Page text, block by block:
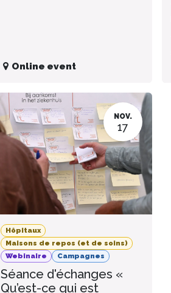
Online event
NOV.
17
Hôpitaux
Maisons de repos (et de soins)
Webinaire
Campagnes
Séance d'échanges «
Qu’est-ce qui est